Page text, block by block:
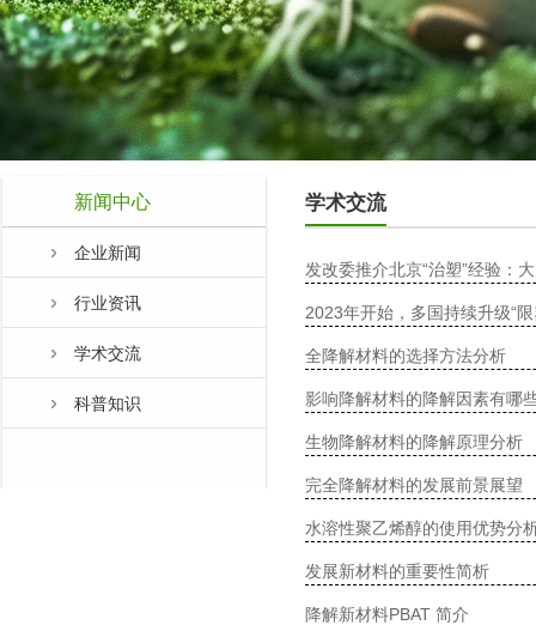
新闻中心
企业新闻
行业资讯
学术交流
科普知识
学术交流
发改委推介北京“治塑”经验：
2023年开始，多国持续升级“
全降解材料的选择方法分析
影响降解材料的降解因素有哪
生物降解材料的降解原理分析
完全降解材料的发展前景展望
水溶性聚乙烯醇的使用优势分
发展新材料的重要性简析
降解新材料PBAT 简介